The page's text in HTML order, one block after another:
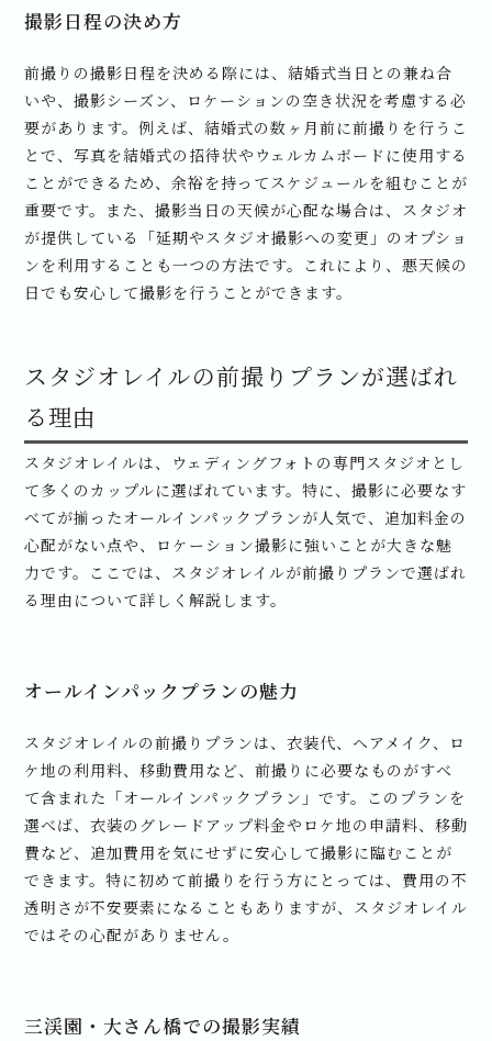
撮影日程の決め方
前撮りの撮影日程を決める際には、結婚式当日との兼ね合
いや、撮影シーズン、ロケーションの空き状況を考慮する必
要があります。例えば、結婚式の数ヶ月前に前撮りを行うこ
とで、写真を結婚式の招待状やウェルカムボードに使用する
ことができるため、余裕を持ってスケジュールを組むことが
重要です。また、撮影当日の天候が心配な場合は、スタジオ
が提供している「延期やスタジオ撮影への変更」のオプショ
ンを利用することも一つの方法です。これにより、悪天候の
日でも安心して撮影を行うことができます。
スタジオレイルの前撮りプランが選ばれ
る理由
スタジオレイルは、ウェディングフォトの専門スタジオとし
て多くのカップルに選ばれています。特に、撮影に必要なす
べてが揃ったオールインパックプランが人気で、追加料金の
心配がない点や、ロケーション撮影に強いことが大きな魅
力です。ここでは、スタジオレイルが前撮りプランで選ばれ
る理由について詳しく解説します。
オールインパックプランの魅力
スタジオレイルの前撮りプランは、衣装代、ヘアメイク、ロ
ケ地の利用料、移動費用など、前撮りに必要なものがすべ
て含まれた「オールインパックプラン」です。このプランを
選べば、衣装のグレードアップ料金やロケ地の申請料、移動
費など、追加費用を気にせずに安心して撮影に臨むことが
できます。特に初めて前撮りを行う方にとっては、費用の不
透明さが不安要素になることもありますが、スタジオレイル
ではその心配がありません。
三渓園・大さん橋での撮影実績